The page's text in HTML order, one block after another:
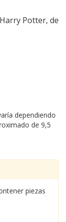
Potter, de
dependiendo
de 9,5
piezas